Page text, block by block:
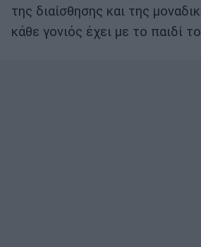
της διαίσθησης και της
κάθε γονιός έχει με το παιδί